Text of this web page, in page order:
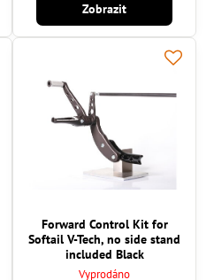
Zobrazit
Forward Control Kit for
Softail V-Tech, no side stand
included Black
Vyprodáno